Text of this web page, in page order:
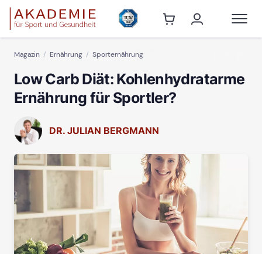
Magazin Ernährung Sporternährung
Low Carb Diät: Kohlenhydratarme
Ernährung für Sportler?
DR. JULIAN BERGMANN